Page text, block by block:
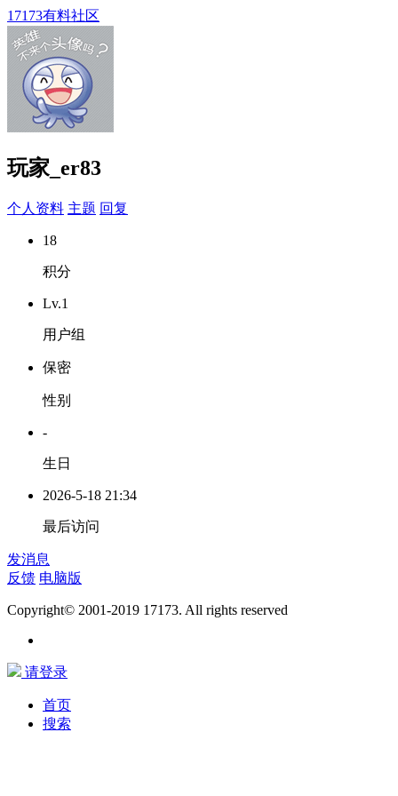
17173有料社区
玩家_er83
个人资料 主题 回复
18
积分
Lv.1
用户组
保密
性别
-
生日
2026-5-18 21:34
最后访问
发消息
反馈 电脑版
Copyright© 2001-2019 17173. All rights reserved
请登录
首页
搜索